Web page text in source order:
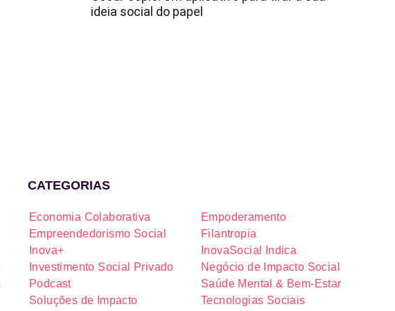
ideia social do papel
CATEGORIAS
Economia Colaborativa
Empoderamento
Empreendedorismo Social
Filantropia
Inova+
InovaSocial Indica
Investimento Social Privado
Negócio de Impacto Social
Podcast
Saúde Mental & Bem-Estar
Soluções de Impacto
Tecnologias Sociais